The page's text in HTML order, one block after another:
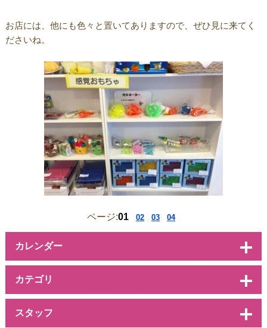
お店には、他にも色々と置いてありますので、ぜひ見に来てく
ださいね。
ページ:01 02 03 04
カレンダー
カテゴリ
スタッフ